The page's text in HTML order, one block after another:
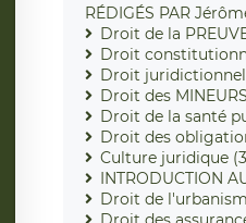
RÉDIGÉS PAR
Droit de la
Droit
Droit juridictionnel
Droit des
Droit de la santé
Droit des
Culture juridique
INTRODUCTION
Droit de